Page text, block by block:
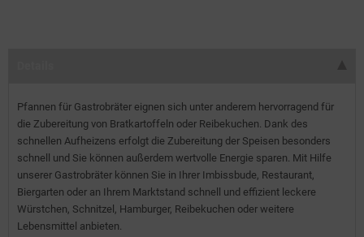
Pfannen für Gastrobräter eignen sich unter anderem hervorragend für
die Zubereitung von Bratkartoffeln oder Reibekuchen. Dank des
schnellen Aufheizens erfolgt die Zubereitung der Speisen besonders
schnell und Sie können außerdem wertvolle Energie sparen. Mit Hilfe
unserer Gastrobräter können Sie in Ihrer Imbissbude, Restaurant,
Biergarten oder an Ihrem Marktstand schnell und effizient leckere
Würstchen, Schnitzel, Hamburger, Reibekuchen oder weitere
Lebensmittel anbieten.